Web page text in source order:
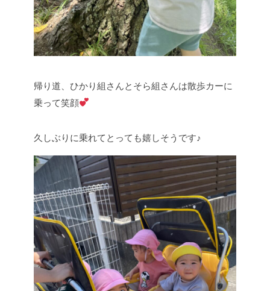
帰り道、ひかり組さんとそら組さんは散歩カーに
乗って笑顔
久しぶりに乗れてとっても嬉しそうです♪